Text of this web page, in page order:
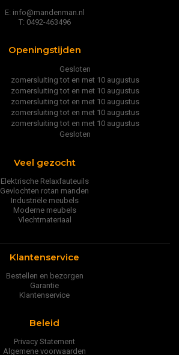
E: info@mandenman.nl
T: 0492-463496
Openingstijden
Gesloten
zomersluiting tot en met 10 augustus
zomersluiting tot en met 10 augustus
zomersluiting tot en met 10 augustus
zomersluiting tot en met 10 augustus
zomersluiting tot en met 10 augustus
Gesloten
Veel gezocht
Elektrische Relaxfauteuils
Gevlochten rotan manden
Industriële meubels
Moderne meubels
Vlechtmateriaal
Klantenservice
Bestellen en bezorgen
Garantie
Klantenservice
Beleid
Privacy Statement
Algemene voorwaarden